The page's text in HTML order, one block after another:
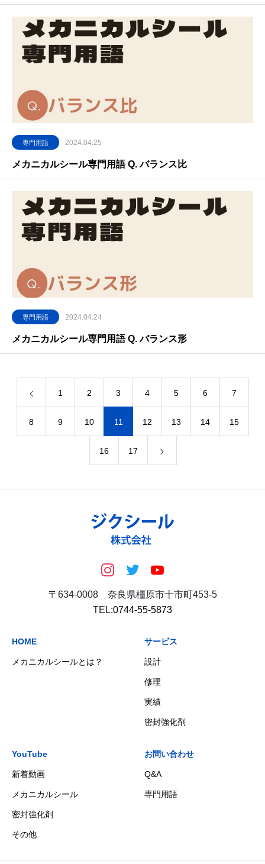
専門用語 2024.04.25
メカニカルシール専門用語 Q. バランス比
専門用語 2024.04.24
メカニカルシール専門用語 Q. バランス形
1 2 3 4 5 6 7
8 9 10 11 12 13 14 15
16 17
〒634-0008 奈良県橿原市十市町453-5
TEL:0744-55-5873
HOME
メカニカルシールとは？
サービス
設計
修理
実績
密封強化剤
YouTube
新着動画
メカニカルシール
密封強化剤
その他
お問い合わせ
Q&A
専門用語